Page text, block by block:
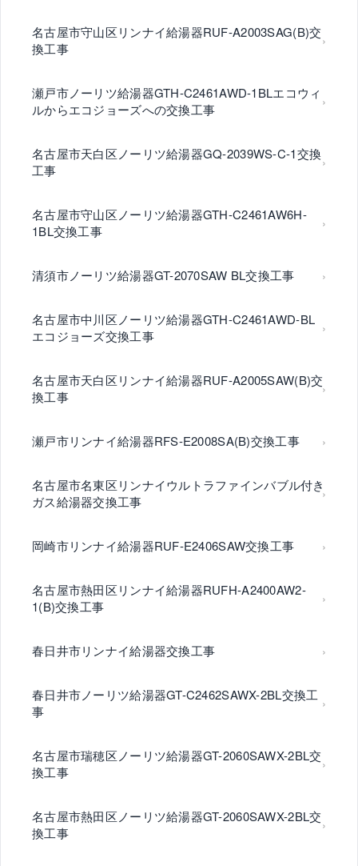
名古屋市守山区リンナイ給湯器RUF-A2003SAG(B)交
換工事
瀬戸市ノーリツ給湯器GTH-C2461AWD-1BLエコウィ
ルからエコジョーズへの交換工事
名古屋市天白区ノーリツ給湯器GQ-2039WS-C-1交換
工事
名古屋市守山区ノーリツ給湯器GTH-C2461AW6H-
1BL交換工事
清須市ノーリツ給湯器GT-2070SAW BL交換工事
名古屋市中川区ノーリツ給湯器GTH-C2461AWD-BL
エコジョーズ交換工事
名古屋市天白区リンナイ給湯器RUF-A2005SAW(B)交
換工事
瀬戸市リンナイ給湯器RFS-E2008SA(B)交換工事
名古屋市名東区リンナイウルトラファインバブル付き
ガス給湯器交換工事
岡崎市リンナイ給湯器RUF-E2406SAW交換工事
名古屋市熱田区リンナイ給湯器RUFH-A2400AW2-
1(B)交換工事
春日井市リンナイ給湯器交換工事
春日井市ノーリツ給湯器GT-C2462SAWX-2BL交換工
事
名古屋市瑞穂区ノーリツ給湯器GT-2060SAWX-2BL交
換工事
名古屋市熱田区ノーリツ給湯器GT-2060SAWX-2BL交
換工事